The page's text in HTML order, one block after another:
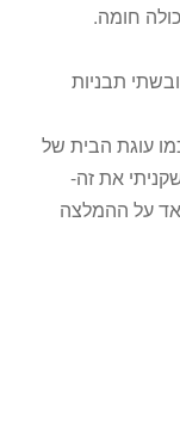
חומה.
תבניות
עוגת הבית של
את זה-
על ההמלצה